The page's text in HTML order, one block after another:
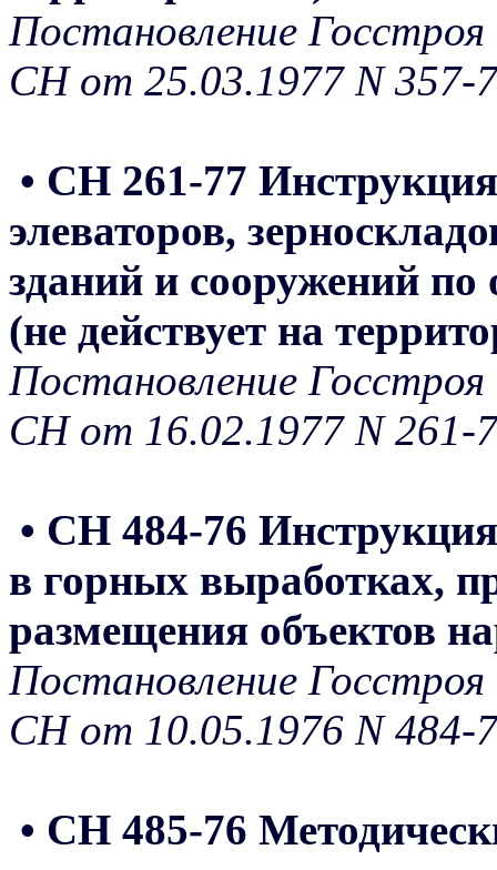
Постановление
СН от 25.03.1977 N 357-
• СН 261-77
элеваторов,
зданий и сооружений по
(не действует на
Постановление
СН от 16.02.1977 N 261-
• СН 484-76
в горных выработках,
размещения объектов
Постановление
СН от 10.05.1976 N 484-
• СН 485-76